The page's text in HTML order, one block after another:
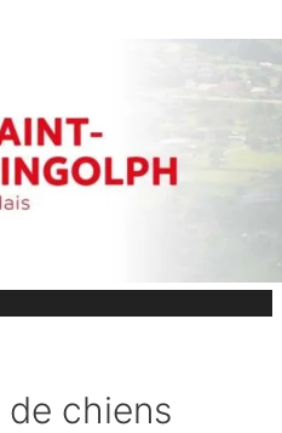
chiens